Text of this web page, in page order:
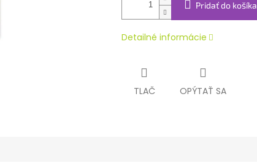
Pridať do košíka
Detailné informácie
TLAČ OPÝTAŤ SA